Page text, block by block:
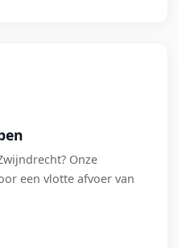
Onze
een vlotte afvoer van